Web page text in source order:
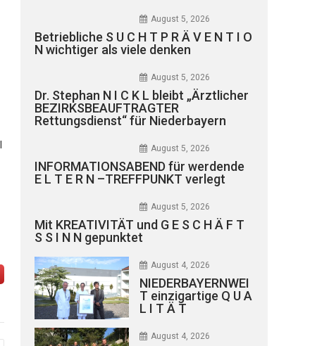
August 5, 2026
Betriebliche S U C H T P R Ä V E N T I O
N wichtiger als viele denken
August 5, 2026
Dr. Stephan N I C K L bleibt „Ärztlicher
BEZIRKSBEAUFTRAGTER
Rettungsdienst“ für Niederbayern
August 5, 2026
INFORMATIONSABEND für werdende
E L T E R N –TREFFPUNKT verlegt
August 5, 2026
Mit KREATIVITÄT und G E S C H Ä F T
S S I N N gepunktet
August 4, 2026
NIEDERBAYERNWEI
T einzigartige Q U A
L I T Ä T
August 4, 2026